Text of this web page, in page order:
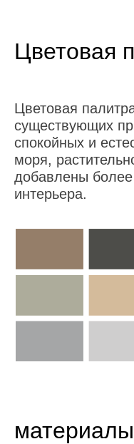
Цветовая
Цветовая
существующих
спокойных и
моря,
добавлены более
интерьера.
материалы